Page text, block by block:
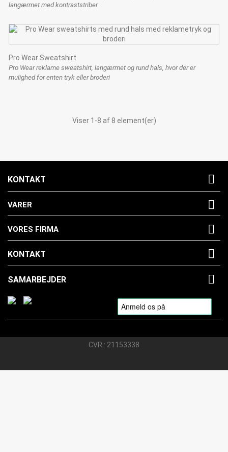
langærmet med kontraststriber
Pro Wear Sweatshirt
Pro Wear reklame sweatshirt, langærmet og rund hals, hvor der er
mulighed for enten tryk eller broderi
Viser 1-8 af 8 element(er)
KONTAKT 
VARER 
VORES FIRMA 
KONTAKT 
SAMARBEJDER 
CVR.: 21153338